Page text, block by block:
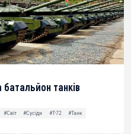
танків
#Світ #Сусіди #Т-72
#Танк